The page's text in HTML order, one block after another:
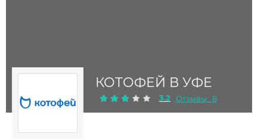
КОТОФЕЙ В УФЕ
3.2 Отзывы : 8